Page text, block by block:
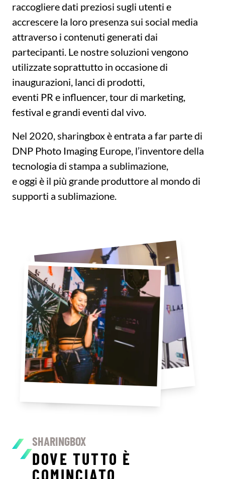
raccogliere dati preziosi sugli utenti e
accrescere la loro presenza sui social media
attraverso i contenuti generati dai
partecipanti. Le nostre soluzioni vengono
utilizzate soprattutto in occasione di
inaugurazioni, lanci di prodotti,
eventi PR e influencer, tour di marketing,
festival e grandi eventi dal vivo.
Nel 2020, sharingbox è entrata a far parte di
DNP Photo Imaging Europe, l’inventore della
tecnologia di stampa a sublimazione,
e oggi è il più grande produttore al mondo di
supporti a sublimazione.
SHARINGBOX
DOVE TUTTO È
COMINCIATO